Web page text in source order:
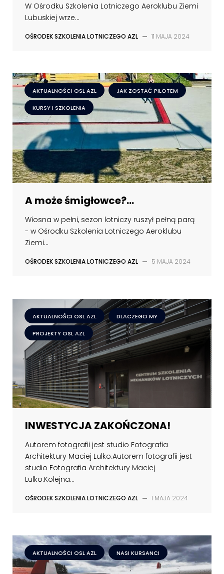
W Ośrodku Szkolenia Lotniczego Aeroklubu Ziemi
Lubuskiej wrze...
OŚRODEK SZKOLENIA LOTNICZEGO AZL — 11 MAJA 2024
AKTUALNOŚCI OSL AZL JAK ZOSTAĆ PILOTEM
KURSY I SZKOLENIA
A może śmigłowce?...
Wiosna w pełni, sezon lotniczy ruszył pełną parą
- w Ośrodku Szkolenia Lotniczego Aeroklubu
Ziemi...
OŚRODEK SZKOLENIA LOTNICZEGO AZL — 5 MAJA 2024
AKTUALNOŚCI OSL AZL DLACZEGO MY
PROJEKTY OSL AZL
INWESTYCJA ZAKOŃCZONA!
Autorem fotografii jest studio Fotografia
Architektury Maciej Lulko.Autorem fotografii jest
studio Fotografia Architektury Maciej
Lulko.Kolejna...
OŚRODEK SZKOLENIA LOTNICZEGO AZL — 1 MAJA 2024
AKTUALNOŚCI OSL AZL NASI KURSANCI